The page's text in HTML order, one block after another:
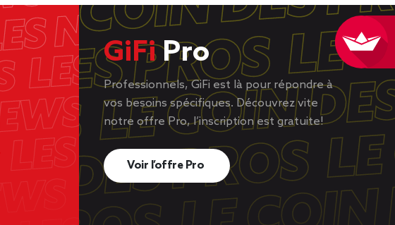
GiFiPro
Professionnels, GiFi est là pour répondre à
vos besoins spécifiques. Découvrez vite
notre offre Pro, l’inscription est gratuite!
Voir l’offre Pro